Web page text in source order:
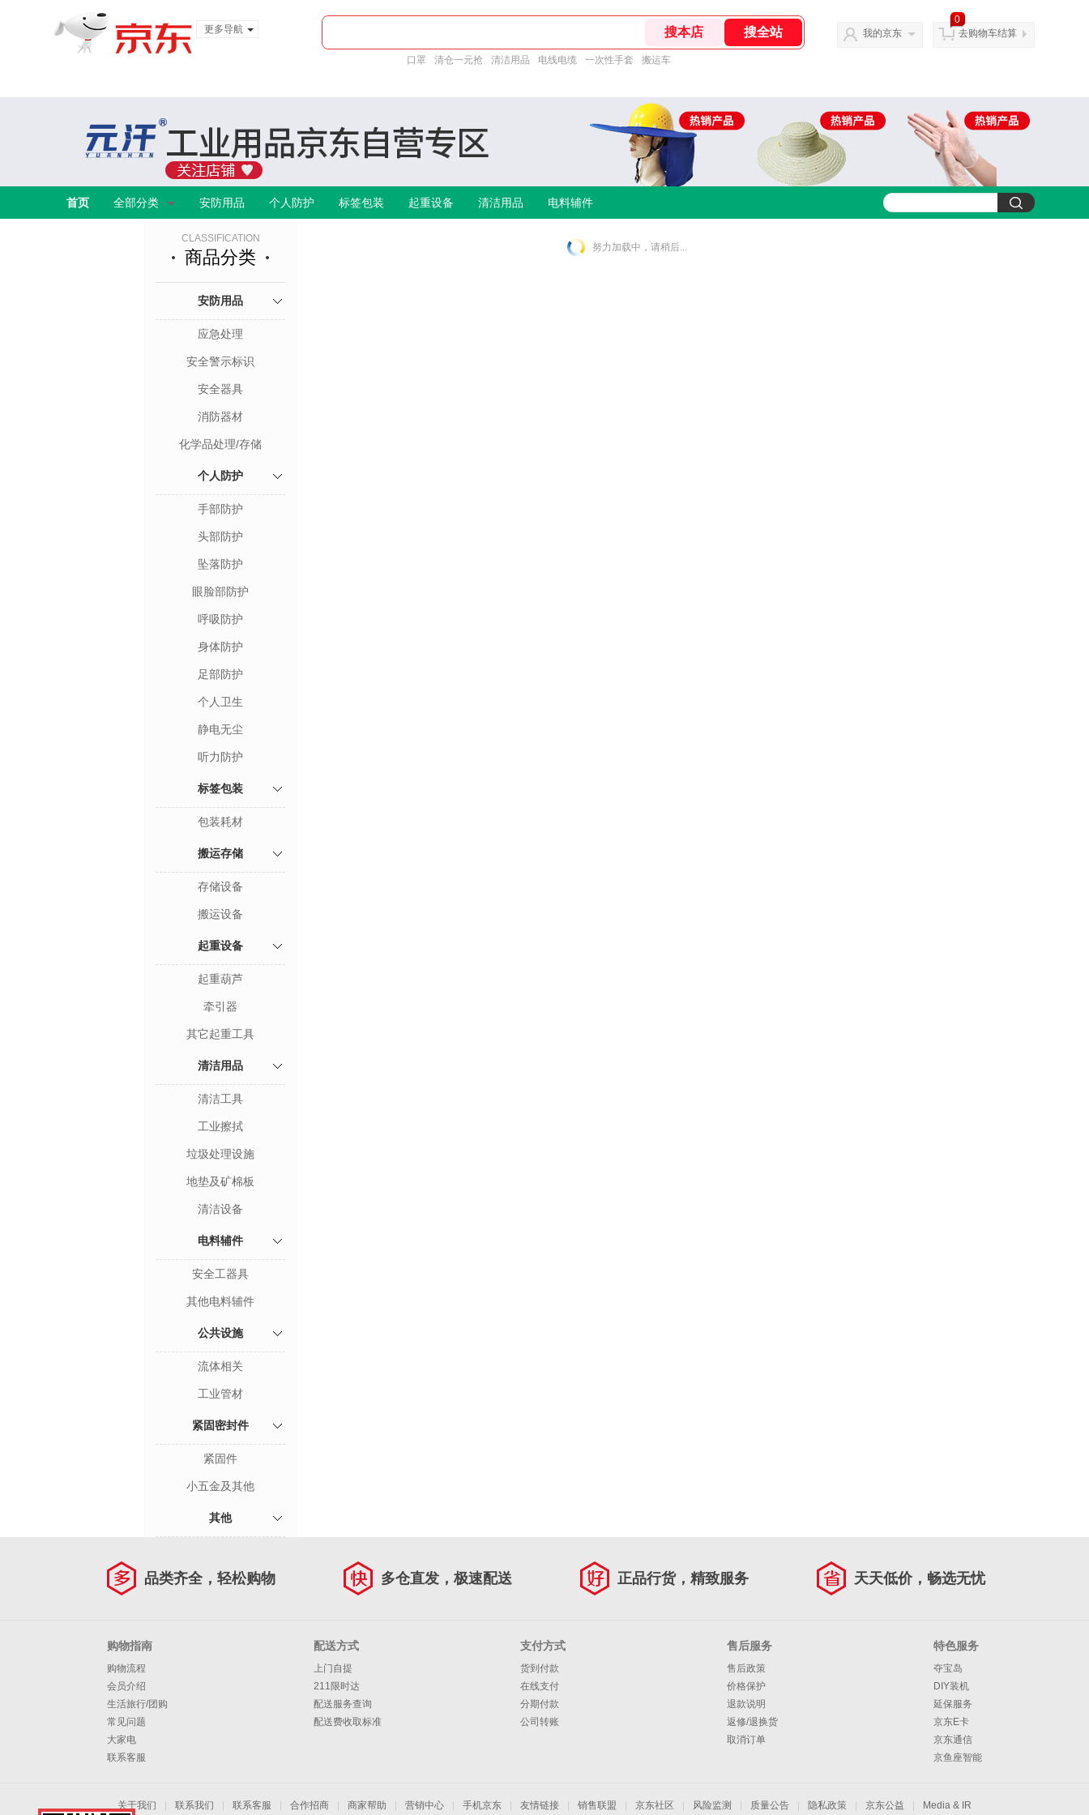
更多导航
口罩 清仓一元抢 清洁用品 电线电缆 一次性手套 搬运车
我的京东
0
去购物车结算
首页 全部分类 安防用品 个人防护 标签包装 起重设备 清洁用品 电料辅件
CLASSIFICATION
商品分类
安防用品
应急处理
安全警示标识
安全器具
消防器材
化学品处理/存储
个人防护
手部防护
头部防护
坠落防护
眼脸部防护
呼吸防护
身体防护
足部防护
个人卫生
静电无尘
听力防护
标签包装
包装耗材
搬运存储
存储设备
搬运设备
起重设备
起重葫芦
牵引器
其它起重工具
清洁用品
清洁工具
工业擦拭
垃圾处理设施
地垫及矿棉板
清洁设备
电料辅件
安全工器具
其他电料辅件
公共设施
流体相关
工业管材
紧固密封件
紧固件
小五金及其他
其他
努力加载中，请稍后...
品类齐全，轻松购物 多仓直发，极速配送 正品行货，精致服务 天天低价，畅选无忧
购物指南
购物流程
会员介绍
生活旅行/团购
常见问题
大家电
联系客服
配送方式
上门自提
211限时达
配送服务查询
配送费收取标准
支付方式
货到付款
在线支付
分期付款
公司转账
售后服务
售后政策
价格保护
退款说明
返修/退换货
取消订单
特色服务
夺宝岛
DIY装机
延保服务
京东E卡
京东通信
京鱼座智能
关于我们 联系我们 联系客服 合作招商 商家帮助 营销中心 手机京东 友情链接 销售联盟 京东社区 风险监测 质量公告 隐私政策 京东公益 Media & IR